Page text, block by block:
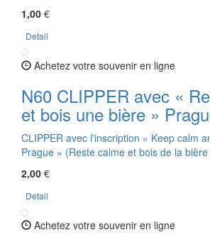
1,00 €
Detail
Achetez votre souvenir en ligne
N60 CLIPPER avec «
et bois une bière »
CLIPPER avec l'inscription « Keep calm
Prague » (Reste calme et bois de la
2,00 €
Detail
Achetez votre souvenir en ligne